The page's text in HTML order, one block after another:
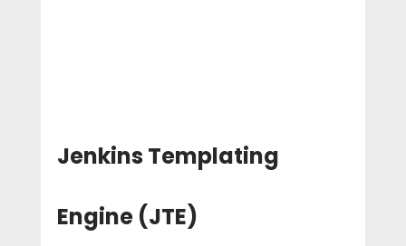
Jenkins Templating
Engine (JTE)